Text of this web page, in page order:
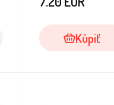
Kúpiť